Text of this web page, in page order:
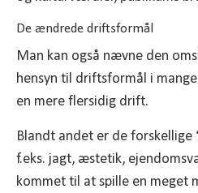
De ændrede driftsformål
Man kan også nævne den
hensyn til driftsformål i
en mere flersidig drift.
Blandt andet er de forskellige
f.eks. jagt, æstetik,
kommet til at spille en meget